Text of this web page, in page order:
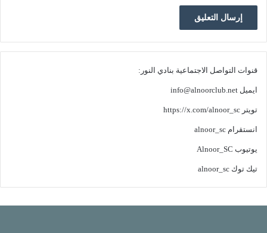
قنوات التواصل الاجتماعية بنادي النور:
ايميل info@alnoorclub.net
تويتر https://x.com/alnoor_sc
انستقرام alnoor_sc
يوتيوب Alnoor_SC
تيك توك alnoor_sc